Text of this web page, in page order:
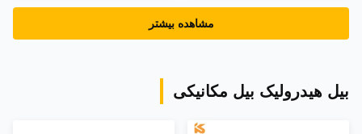
مشاهده بیشتر
بیل هیدرولیک بیل مکانیکی